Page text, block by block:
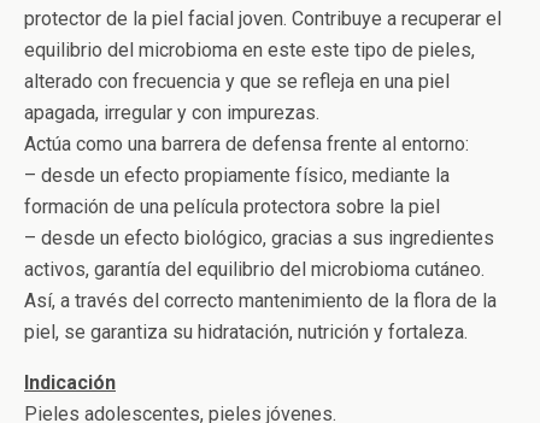
protector de la piel facial joven. Contribuye a recuperar el
equilibrio del microbioma en este este tipo de pieles,
alterado con frecuencia y que se refleja en una piel
apagada, irregular y con impurezas.
Actúa como una barrera de defensa frente al entorno:
– desde un efecto propiamente físico, mediante la
formación de una película protectora sobre la piel
– desde un efecto biológico, gracias a sus ingredientes
activos, garantía del equilibrio del microbioma cutáneo.
Así, a través del correcto mantenimiento de la flora de la
piel, se garantiza su hidratación, nutrición y fortaleza.
Indicación
Pieles adolescentes, pieles jóvenes.